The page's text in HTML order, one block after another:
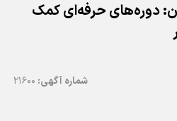
دوره‌های حرفه‌ای کمک
شماره آگهی: 21600